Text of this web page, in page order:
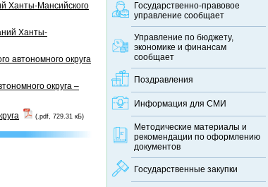
Государственно-правовое
управление сообщает
Управление по бюджету,
экономике и финансам
сообщает
Поздравления
Информация для СМИ
Методические материалы и
рекомендации по оформлению
документов
Государственные закупки
Ханты-Мансийского
Ханты-
автономного округа
округа –
(.pdf, 729.31 кБ)